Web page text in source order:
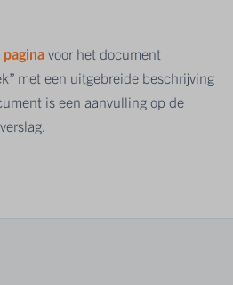
voor het document
met een uitgebreide beschrijving
is een aanvulling op de